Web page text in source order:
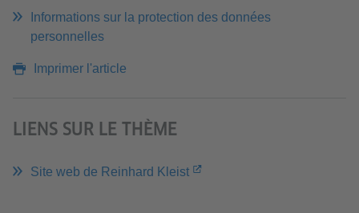
Informations sur la protection des données
personnelles
Imprimer l'article
LIENS SUR LE THÈME
Site web de Reinhard Kleist